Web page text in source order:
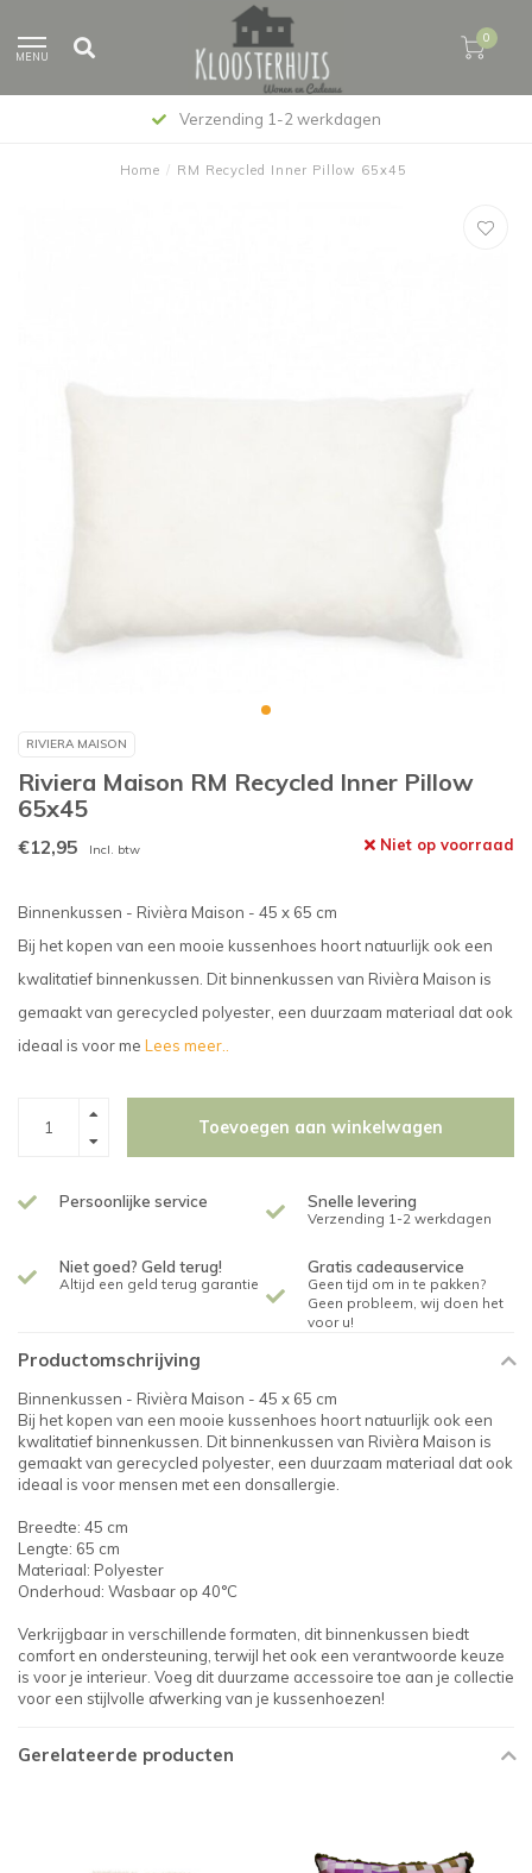
MENU
0
Verzending 1-2 werkdagen
Home / RM Recycled Inner Pillow 65x45
RIVIERA MAISON
Riviera Maison RM Recycled Inner Pillow
65x45
€12,95 Incl. btw Niet op voorraad
Binnenkussen - Rivièra Maison - 45 x 65 cm
Bij het kopen van een mooie kussenhoes hoort natuurlijk ook een
kwalitatief binnenkussen. Dit binnenkussen van Rivièra Maison is
gemaakt van gerecycled polyester, een duurzaam materiaal dat ook
ideaal is voor me Lees meer..
Toevoegen aan winkelwagen
Persoonlijke service Snelle levering
Verzending 1-2 werkdagen
Niet goed? Geld terug!
Altijd een geld terug garantie
Gratis cadeauservice
Geen tijd om in te pakken?
Geen probleem, wij doen het
voor u!
Productomschrijving
Binnenkussen - Rivièra Maison - 45 x 65 cm
Bij het kopen van een mooie kussenhoes hoort natuurlijk ook een
kwalitatief binnenkussen. Dit binnenkussen van Rivièra Maison is
gemaakt van gerecycled polyester, een duurzaam materiaal dat ook
ideaal is voor mensen met een donsallergie.
Breedte: 45 cm
Lengte: 65 cm
Materiaal: Polyester
Onderhoud: Wasbaar op 40°C
Verkrijgbaar in verschillende formaten, dit binnenkussen biedt
comfort en ondersteuning, terwijl het ook een verantwoorde keuze
is voor je interieur. Voeg dit duurzame accessoire toe aan je collectie
voor een stijlvolle afwerking van je kussenhoezen!
Gerelateerde producten